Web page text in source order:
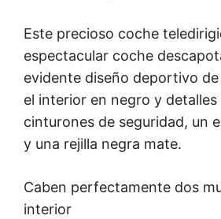
Este precioso coche
espectacular coche
evidente diseño deportivo
el interior en negro y
cinturones de seguridad, un
y una rejilla negra mate.
Caben perfectamente dos
interior